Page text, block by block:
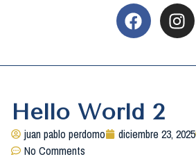
Hello World 2
juan pablo perdomo diciembre 23, 2025
No Comments